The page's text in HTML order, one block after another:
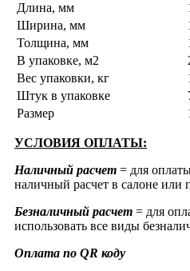
Длина, мм
Ширина, мм
Толщина, мм
В упаковке, м2
Вес упаковки, кг
Штук в упаковке
Размер
УСЛОВИЯ ОПЛАТЫ:
Наличный расчет = для
наличный расчет в салоне или
Безналичный расчет = для
использовать все виды
Оплата по QR коду